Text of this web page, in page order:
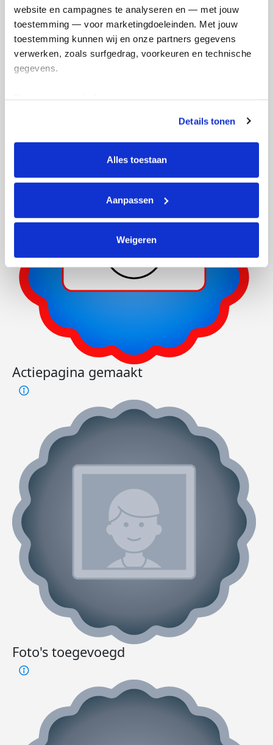
website en campagnes te analyseren en — met jouw
toestemming — voor marketingdoeleinden. Met jouw
toestemming kunnen wij en onze partners gegevens
verwerken, zoals surfgedrag, voorkeuren en technische
gegevens.
tonen. Je kunt je toestemming op elk moment wijzigen of
intrekken via Cookie instellingen onderaan de pagina. De
lijst met cookies is te vinden in het tabblad “details”.
Details tonen
Alles toestaan
Aanpassen
Weigeren
171
kms
Actiepagina gemaakt
Foto's toegevoegd